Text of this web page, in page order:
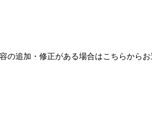
追加・修正がある場合はこちらからお